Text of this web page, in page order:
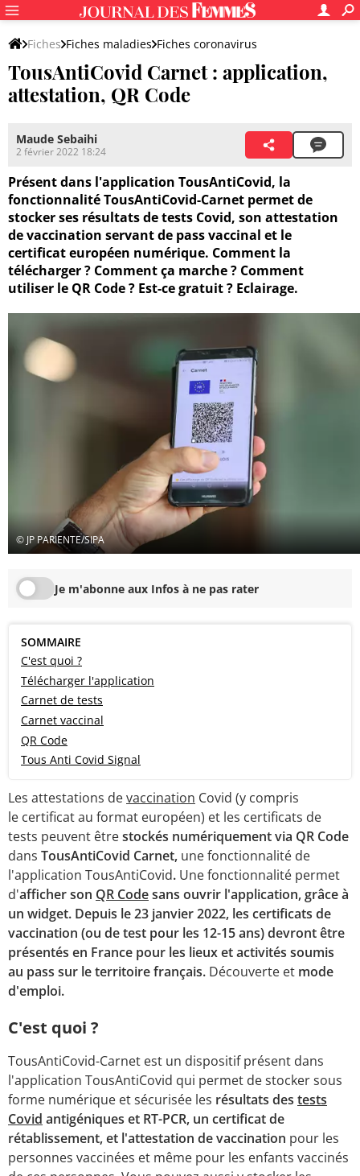
Fiches Fiches maladies Fiches coronavirus
Gestion de l'épidémie Vivre avec le virus
TousAntiCovid Carnet : application,
attestation, QR Code
Maude Sebaihi
2 février 2022 18:24
Présent dans l'application TousAntiCovid, la
fonctionnalité TousAntiCovid-Carnet permet de
stocker ses résultats de tests Covid, son attestation
de vaccination servant de pass vaccinal et le
certificat européen numérique. Comment la
télécharger ? Comment ça marche ? Comment
utiliser le QR Code ? Est-ce gratuit ? Eclairage.
© JP PARIENTE/SIPA
Je m'abonne aux Infos à ne pas rater
SOMMAIRE
C'est quoi ?
Télécharger l'application
Carnet de tests
Carnet vaccinal
QR Code
Tous Anti Covid Signal
Les attestations devaccination Covid (y compris
le certificat au format européen) et les certificats de
tests peuvent êtrestockés numériquement via QR Code
dans TousAntiCovid Carnet, une fonctionnalité de
l'application TousAntiCovid. Une fonctionnalité permet
d'afficher son QR Codesans ouvrir l'application, grâce à
un widget. Depuis le 23 janvier 2022, les certificats de
vaccination (ou de test pour les 12-15 ans) devront être
présentés en France pour les lieux et activités soumis
au pass sur le territoire français. Découverte et mode
d'emploi.
C'est quoi ?
TousAntiCovid-Carnet est un dispositif présent dans
l'application TousAntiCovid qui permet de stocker sous
forme numérique et sécurisée les résultats des tests
Covid antigéniques et RT-PCR, un certificat de
rétablissement, et l'attestation de vaccination pour les
personnes vaccinées et même pour les enfants vaccinés